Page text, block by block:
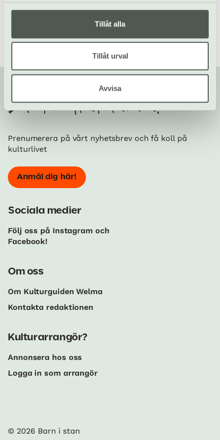
Tillåt alla
Tillåt urval
Avvisa
Besöksmål i Uppsala / Enköpings konsthall
Din kompis med koll på kulturlivet!
Prenumerera på vårt nyhetsbrev och få koll på
kulturlivet
Anmäl dig här!
Sociala medier
Följ oss på Instagram och
Facebook!
Om oss
Om Kulturguiden Welma
Kontakta redaktionen
Kulturarrangör?
Annonsera hos oss
Logga in som arrangör
© 2026 Barn i stan